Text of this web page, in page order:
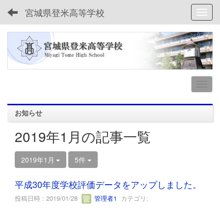
宮城県登米高等学校
お知らせ
2019年1月の記事一覧
2019年1月 5件
平成30年度学校評価データをアップしました。
投稿日時 : 2019/01/28 管理者1 カテゴリ: